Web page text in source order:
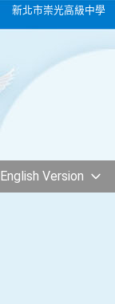
新北市崇光高級中學
English Version